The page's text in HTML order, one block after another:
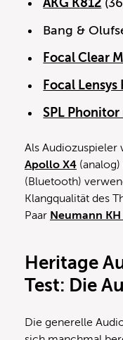
AKG K812
Bang &
Focal Clear
Focal
SPL Phonitor
Als Audiozuspieler
Apollo X4
(Bluetooth)
Klangqualität des
Paar Neumann KH
Heritage
Test: Die
Die generelle